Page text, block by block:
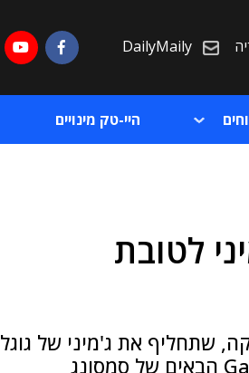
DailyMaily
היי-טק מינויים
לטובת
שתחליף את ג'מיני של גוגל